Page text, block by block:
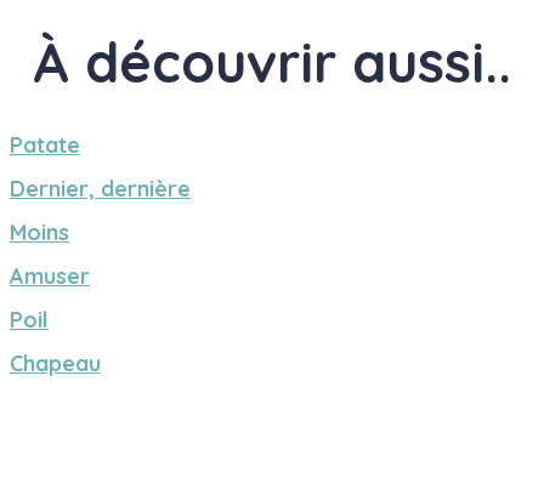
À découvrir aussi..
Patate
Dernier, dernière
Moins
Amuser
Poil
Chapeau